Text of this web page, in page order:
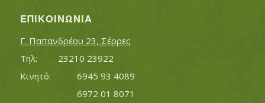
ΕΠΙΚΟΙΝΩΝΊΑ
Γ. Παπανδρέου 23, Σέρρες
Τηλ:		23210 23922
Κινητό:		6945 93 4089
			6972 01 8071